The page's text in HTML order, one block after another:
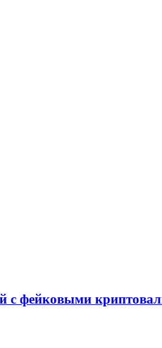
с фейковыми